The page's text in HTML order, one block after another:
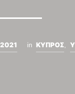
in ΚΥΠΡΟΣ,